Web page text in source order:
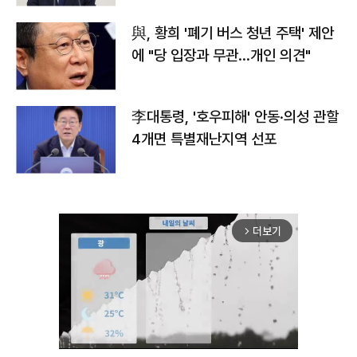
與, 황희 '폐기 버스 청년 주택' 제안
에 "당 입장과 무관…개인 의견"
李대통령, '호우피해' 안동·의성 관할
4개면 특별재난지역 선포
arrow_forward_ios 더보기